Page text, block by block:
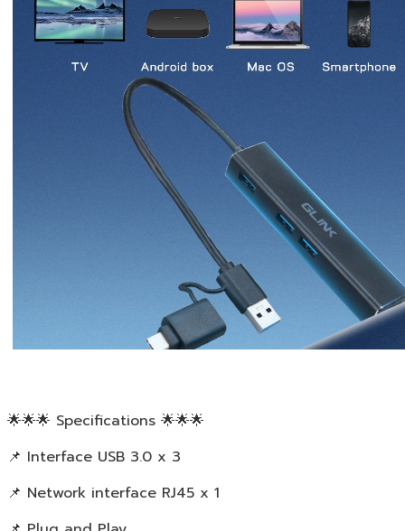
🌟🌟🌟 Specifications 🌟🌟🌟
📌 Interface USB 3.0 x 3
📌 Network interface RJ45 x 1